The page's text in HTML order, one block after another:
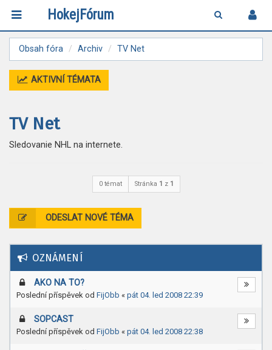
HokejFórum
Obsah fóra Archiv TV Net
AKTIVNÍ TÉMATA
TV Net
Sledovanie NHL na internete.
0 témat Stránka 1 z 1
ODESLAT NOVÉ TÉMA
OZNÁMENÍ
AKO NA TO?
Poslední příspěvek od FijObb « pát 04. led 2008 22:39
SOPCAST
Poslední příspěvek od FijObb « pát 04. led 2008 22:38